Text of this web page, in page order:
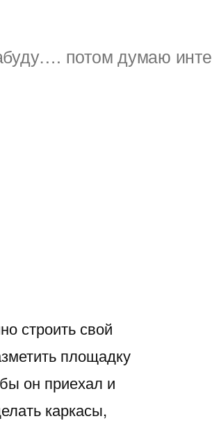
потом думаю
строить свой
площадку
он приехал и
каркасы,